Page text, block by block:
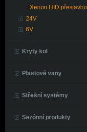
Xenon HID
24V
6V
Kryty kol
Plastové vany
Střešní systémy
Sezónní produkty